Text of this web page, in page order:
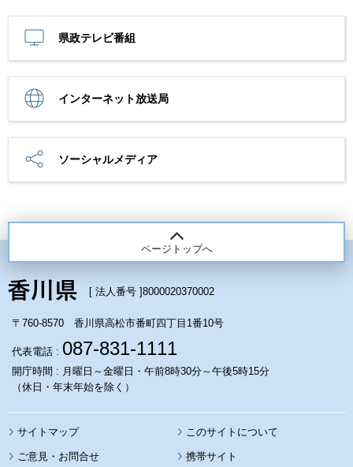
県政テレビ番組
インターネット放送局
ソーシャルメディア
ページトップへ
[ 法人番号 ]8000020370002
〒760-8570 香川県高松市番町四丁目1番10号
代表電話 : 087-831-1111
開庁時間 : 月曜日～金曜日・午前8時30分～午後5時15分
（休日・年末年始を除く）
サイトマップ このサイトについて
携帯サイト